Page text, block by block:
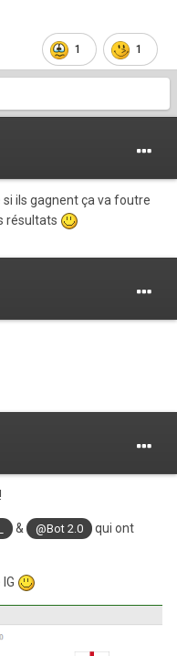
1 1
ils gagnent ça va foutre
résultats
& @Bot 2.0
qui ont